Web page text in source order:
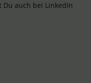
Du auch bei LinkedIn